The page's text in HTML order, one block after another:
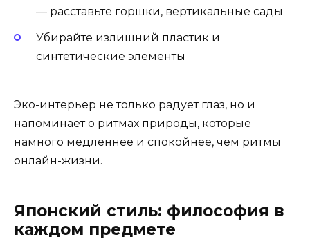
— расставьте горшки, вертикальные сады
Убирайте излишний пластик и
синтетические элементы
Эко-интерьер не только радует глаз, но и
напоминает о ритмах природы, которые
намного медленнее и спокойнее, чем ритмы
онлайн-жизни.
Японский стиль: философия в
каждом предмете